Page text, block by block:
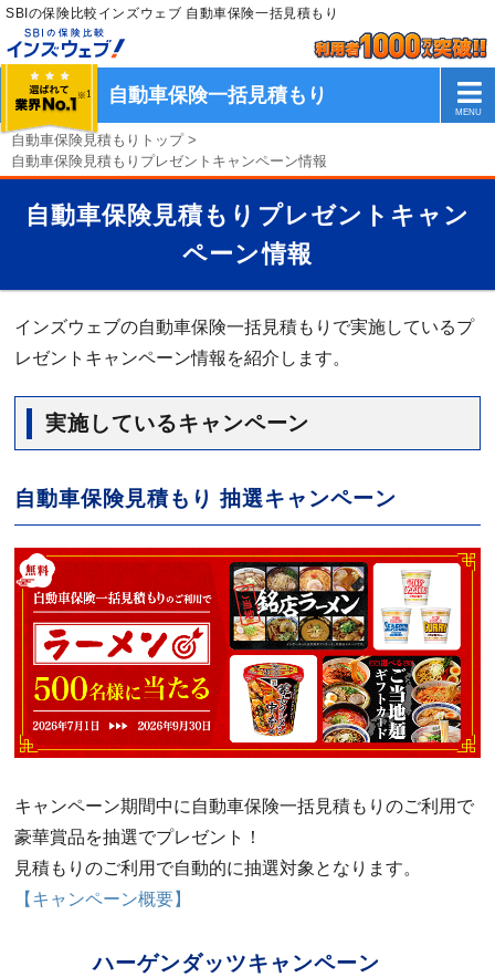
SBIの保険比較インズウェブ 自動車保険一括見積もり
自動車保険一括見積もり
自動車保険見積もりトップ>
自動車保険見積もりプレゼントキャンペーン情報
自動車保険見積もりプレゼントキャン
ペーン情報
インズウェブの自動車保険一括見積もりで実施しているプ
レゼントキャンペーン情報を紹介します。
実施しているキャンペーン
自動車保険見積もり 抽選キャンペーン
キャンペーン期間中に自動車保険一括見積もりのご利用で
豪華賞品を抽選でプレゼント！
見積もりのご利用で自動的に抽選対象となります。
【キャンペーン概要】
ハーゲンダッツキャンペーン